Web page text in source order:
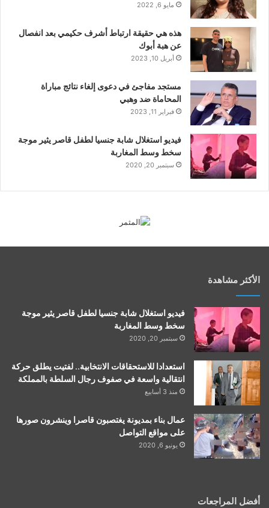
مايو 6, 2022
هذه هي حقيقة ارتباط أشرف حكيمي بعد انفصال
عن هبة أبوك
أبريل 10, 2023
مستجد مفاجئ في دعوى إلغاء نتائج مباراة
المحاماة ضد وهبي
فبراير 11, 2023
فيديو استغلال شابة جنسيا لطفل قاصر يثير موجة
سخط وسط المغاربة
سبتمبر 20, 2020
الأكثر مشاهدة
فيديو استغلال شابة جنسيا لطفل قاصر يثير موجة
سخط وسط المغاربة
سبتمبر 20, 2020
استعدادا للاستحقاقات الانتخابية.. لفتيت يطلق حركة
انتقالية واسعة في صفوف رجال السلطة بالمملكة
منذ 3 أسابيع
عمال بناء بمديونة يغتصبون قاصرا وينشرون صورها
على مواقع التواصل
يونيو 6, 2020
أفضل المراجعات